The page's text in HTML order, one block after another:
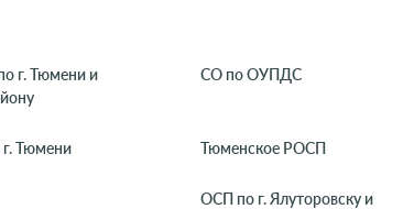
г. Тюмени и
СО по ОУПДС
Тюмени Тюменское РОСП
ОСП по г. Ялуторовску и